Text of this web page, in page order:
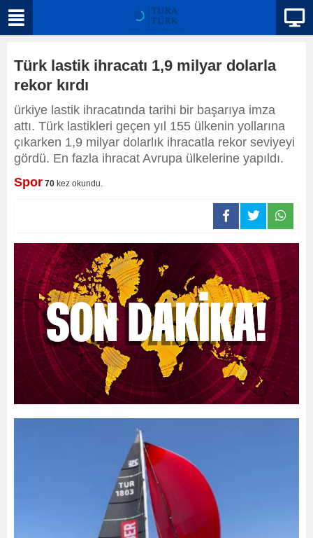
Türk lastik ihracatı 1,9 milyar dolarla
rekor kırdı
ürkiye lastik ihracatında tarihi bir başarıya imza
attı. Türk lastikleri geçen yıl 155 ülkenin yollarına
çıkarken 1,9 milyar dolarlık ihracatla rekor seviyeyi
gördü. En fazla ihracat Avrupa ülkelerine yapıldı.
Spor 70 kez okundu.